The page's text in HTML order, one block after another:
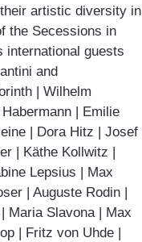
artistic diversity in
the Secessions in
international guests
and
| Wilhelm
| Emilie
| Dora Hitz | Josef
| Käthe Kollwitz |
Lepsius | Max
| Auguste Rodin |
Maria Slavona | Max
| Fritz von Uhde |